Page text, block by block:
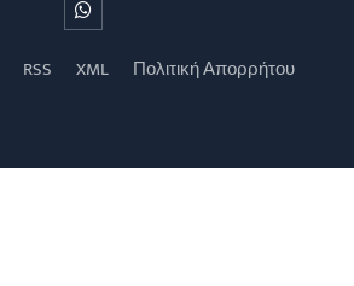
RSS XML Πολιτική Απορρήτου